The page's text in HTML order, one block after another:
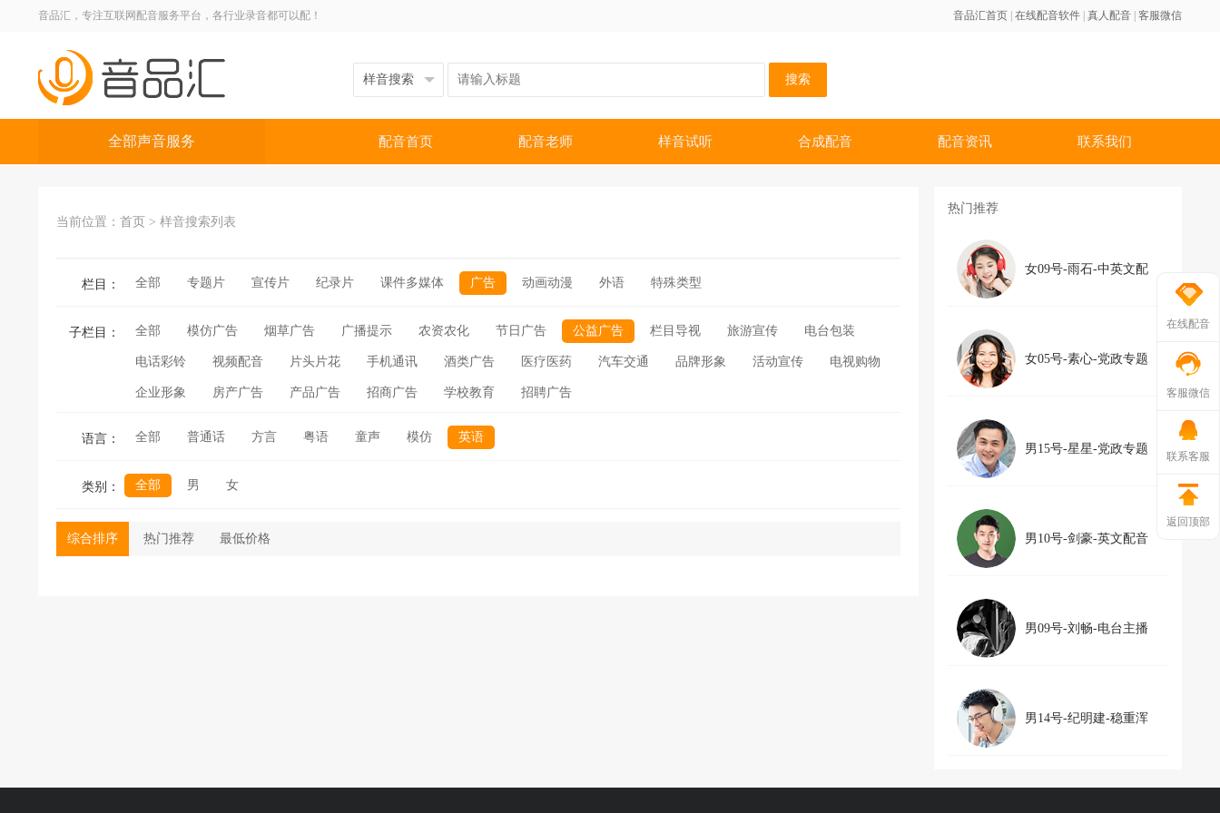
音品汇，专注互联网配音服务平台，各行业录音都可以配！ 音品汇首页 在线配音软件 真人配音 客服微信
搜索
全部声音服务 配音首页 配音老师 样音试听 合成配音 配音资讯 联系我们
当前位置： 首页 > 样音搜索列表
栏目： 全部 专题片 宣传片 纪录片 课件多媒体 广告 动画动漫 外语 特殊类型
子栏目： 全部 模仿广告 烟草广告 广播提示 农资农化 节日广告 公益广告 栏目导视 旅游宣传 电台包装
电话彩铃 视频配音 片头片花 手机通讯 酒类广告 医疗医药 汽车交通 品牌形象 活动宣传 电视购物
企业形象 房产广告 产品广告 招商广告 学校教育 招聘广告
语言： 全部 普通话 方言 粤语 童声 模仿 英语
类别： 全部 男 女
综合排序 热门推荐 最低价格
热门推荐
女09号-雨石-中英文配
女05号-素心-党政专题
男15号-星星-党政专题
男10号-剑豪-英文配音
男09号-刘畅-电台主播
男14号-纪明建-稳重浑
在线配音
客服微信
联系客服
返回顶部